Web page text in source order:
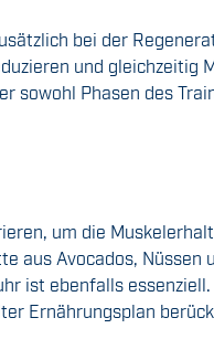
bei der
und gleichzeitig
Phasen des
um die
aus Avocados, Nüssen
ist ebenfalls
Ernährungsplan